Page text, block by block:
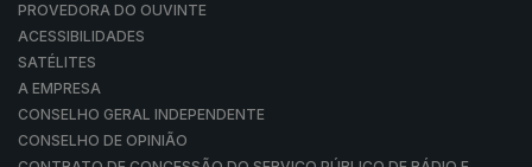
PROVEDORA DO OUVINTE
ACESSIBILIDADES
SATÉLITES
A EMPRESA
CONSELHO GERAL INDEPENDENTE
CONSELHO DE OPINIÃO